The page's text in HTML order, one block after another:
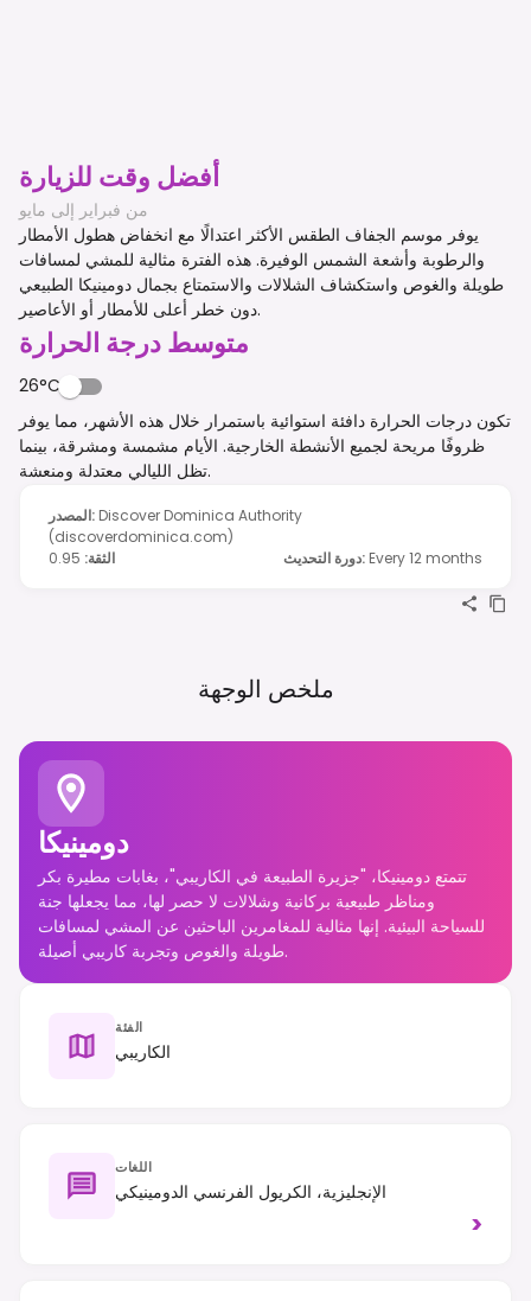
أفضل وقت للزيارة
من فبراير إلى مايو
يوفر موسم الجفاف الطقس الأكثر اعتدالًا مع انخفاض هطول الأمطار
والرطوبة وأشعة الشمس الوفيرة. هذه الفترة مثالية للمشي لمسافات
طويلة والغوص واستكشاف الشلالات والاستمتاع بجمال دومينيكا الطبيعي
دون خطر أعلى للأمطار أو الأعاصير.
متوسط درجة الحرارة
26°C
تكون درجات الحرارة دافئة استوائية باستمرار خلال هذه الأشهر، مما يوفر
ظروفًا مريحة لجميع الأنشطة الخارجية. الأيام مشمسة ومشرقة، بينما
تظل الليالي معتدلة ومنعشة.
المصدر: Discover Dominica Authority
(discoverdominica.com)
الثقة:
0.95 دورة التحديث: Every 12 months
ملخص الوجهة
دومينيكا
تتمتع دومينيكا، "جزيرة الطبيعة في الكاريبي"، بغابات مطيرة بكر
ومناظر طبيعية بركانية وشلالات لا حصر لها، مما يجعلها جنة
للسياحة البيئية. إنها مثالية للمغامرين الباحثين عن المشي لمسافات
طويلة والغوص وتجربة كاريبي أصيلة.
الفئة
الكاريبي
اللغات
الإنجليزية، الكريول الفرنسي الدومينيكي
>